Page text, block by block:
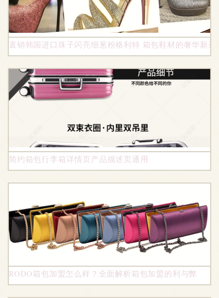
直销韩国进口珠子闪亮细葱粉格利特 箱包鞋材的奢华新选
简约箱包行李箱详情页产品描述页通用
RODO箱包加盟怎么样？全面解析箱包加盟的利与弊